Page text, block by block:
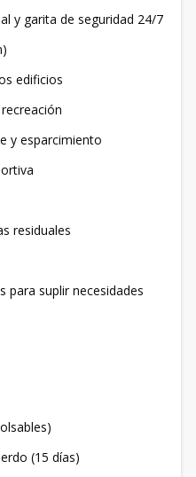
y garita de seguridad 24/7
edificios
y esparcimiento
residuales
para suplir necesidades
(15 días)